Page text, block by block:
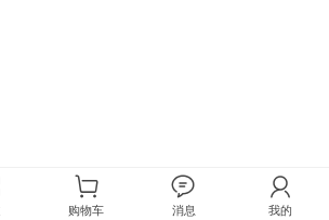
购物车 消息 我的